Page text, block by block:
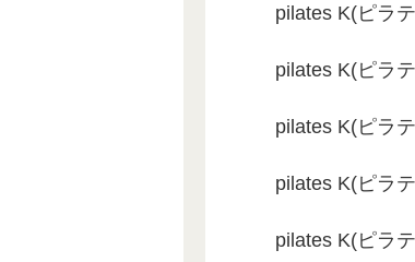
pilates K(ピラ
pilates K(ピラ
pilates K(ピラ
pilates K(ピラ
pilates K(ピラ